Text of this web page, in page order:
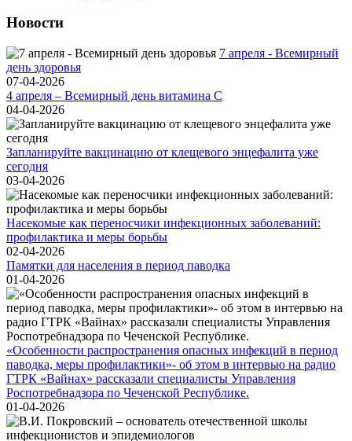
Новости
7 апреля - Всемирный
день здоровья
07-04-2026
4 апреля – Всемирный день витамина С
04-04-2026
Запланируйте вакцинацию от клещевого энцефалита уже
сегодня
03-04-2026
Насекомые как переносчики инфекционных заболеваний:
профилактика и меры борьбы
02-04-2026
Памятки для населения в период паводка
01-04-2026
«Особенности распространения опасных инфекций в период
паводка, меры профилактики»- об этом в интервью на радио
ГТРК «Вайнах» рассказали специалисты Управления
Роспотребнадзора по Чеченской Республике.
01-04-2026